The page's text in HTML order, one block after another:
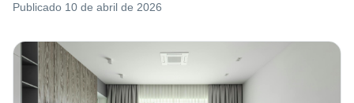
Publicado 10 de abril de 2026